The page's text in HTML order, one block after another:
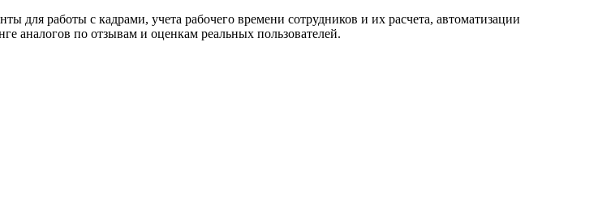
для работы с кадрами, учета рабочего времени сотрудников и их расчета, автоматизации
аналогов по отзывам и оценкам реальных пользователей.